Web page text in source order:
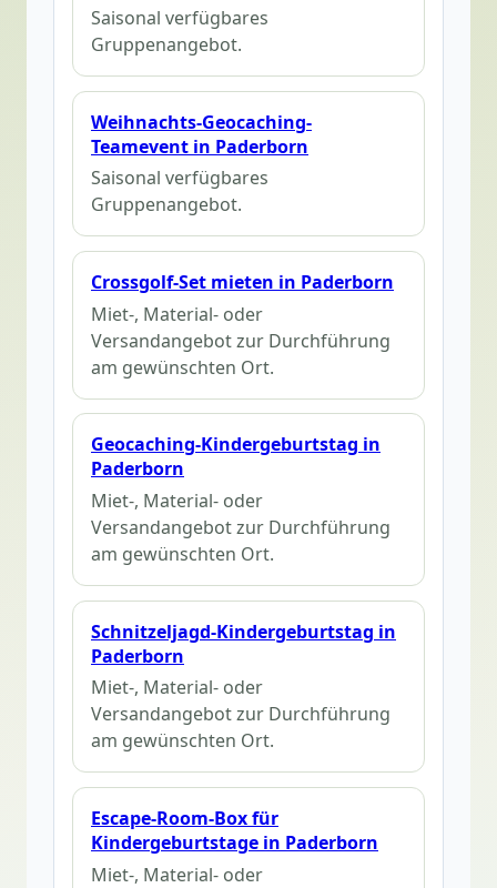
Saisonal verfügbares
Gruppenangebot.
Weihnachts-Geocaching-
Teamevent in Paderborn
Saisonal verfügbares
Gruppenangebot.
Crossgolf-Set mieten in Paderborn
Miet-, Material- oder
Versandangebot zur Durchführung
am gewünschten Ort.
Geocaching-Kindergeburtstag in
Paderborn
Miet-, Material- oder
Versandangebot zur Durchführung
am gewünschten Ort.
Schnitzeljagd-Kindergeburtstag in
Paderborn
Miet-, Material- oder
Versandangebot zur Durchführung
am gewünschten Ort.
Escape-Room-Box für
Kindergeburtstage in Paderborn
Miet-, Material- oder